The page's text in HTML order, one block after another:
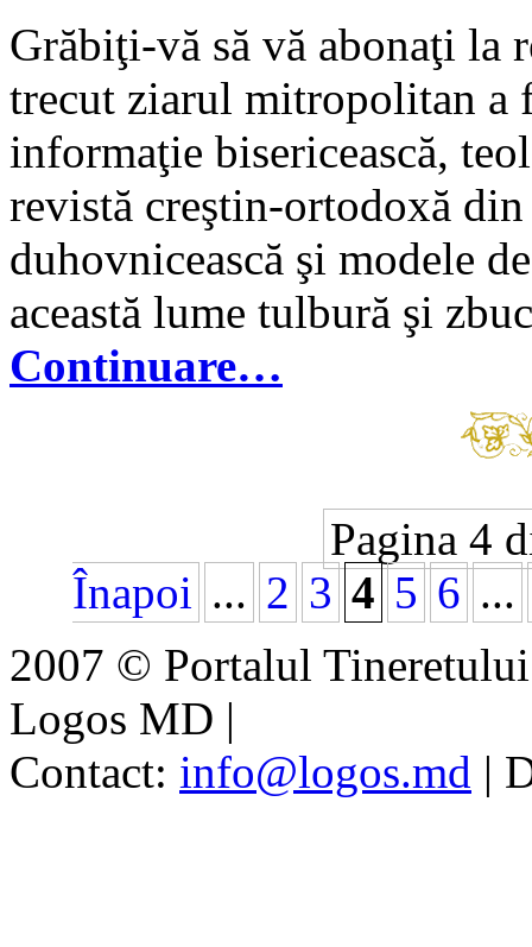
Grăbiţi-vă să vă abonaţi la
trecut ziarul mitropolitan a
informaţie bisericească,
revistă creştin-ortodoxă
duhovnicească şi modele
această lume tulbură şi
Continuare…
Pagina 4
Înapoi ... 2 3 4 5 6 ...
2007 © Portalul
Logos MD |
Contact: info@logos.md |